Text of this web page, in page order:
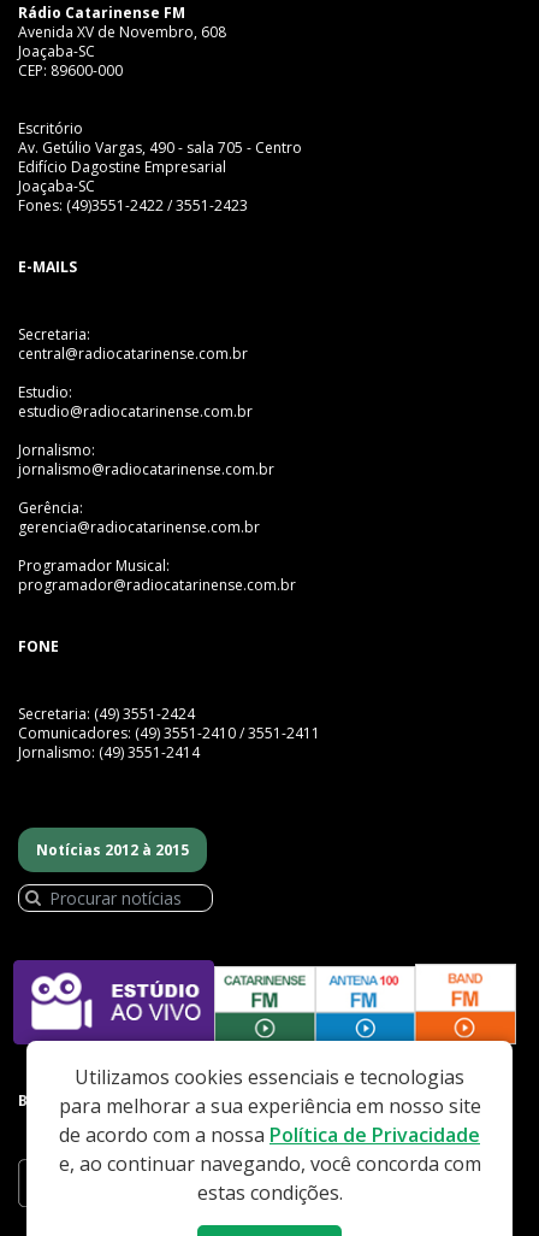
Rádio Catarinense FM
Avenida XV de Novembro, 608
Joaçaba-SC
CEP: 89600-000
Escritório
Av. Getúlio Vargas, 490 - sala 705 - Centro
Edifício Dagostine Empresarial
Joaçaba-SC
Fones: (49)3551-2422 / 3551-2423
E-MAILS
Secretaria:
central@radiocatarinense.com.br
Estudio:
estudio@radiocatarinense.com.br
Jornalismo:
jornalismo@radiocatarinense.com.br
Gerência:
gerencia@radiocatarinense.com.br
Programador Musical:
programador@radiocatarinense.com.br
FONE
Secretaria: (49) 3551-2424
Comunicadores: (49) 3551-2410 / 3551-2411
Jornalismo: (49) 3551-2414
Notícias 2012 à 2015
BAIXE NOSSO APP
Utilizamos cookies essenciais e tecnologias
para melhorar a sua experiência em nosso site
de acordo com a nossa Política de Privacidade
e, ao continuar navegando, você concorda com
estas condições.